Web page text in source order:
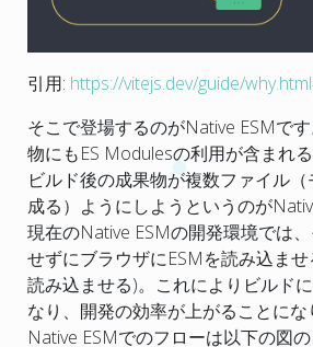
引用: https://vitejs.dev/guide/
そこで登場するのがNative ESMで
物にもES Modulesの利用が含まれる
ビルド後の成果物が複数ファイル
成る）ようにしようというのが
現在のNative ESMの開発環境では
せずにブラウザにESMを読み込ま
読み込ませる)。これによりビルド
なり、開発の効率が上がることにな
Native ESMでのフローは以下の図